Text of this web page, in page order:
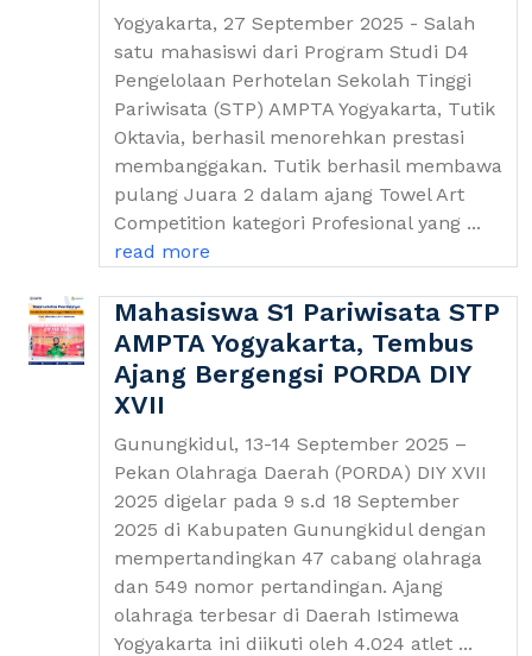
Yogyakarta, 27 September 2025 - Salah
satu mahasiswi dari Program Studi D4
Pengelolaan Perhotelan Sekolah Tinggi
Pariwisata (STP) AMPTA Yogyakarta, Tutik
Oktavia, berhasil menorehkan prestasi
membanggakan. Tutik berhasil membawa
pulang Juara 2 dalam ajang Towel Art
Competition kategori Profesional yang ...
read more
Mahasiswa S1 Pariwisata STP
AMPTA Yogyakarta, Tembus
Ajang Bergengsi PORDA DIY
XVII
Gunungkidul, 13-14 September 2025 –
Pekan Olahraga Daerah (PORDA) DIY XVII
2025 digelar pada 9 s.d 18 September
2025 di Kabupaten Gunungkidul dengan
mempertandingkan 47 cabang olahraga
dan 549 nomor pertandingan. Ajang
olahraga terbesar di Daerah Istimewa
Yogyakarta ini diikuti oleh 4.024 atlet ...